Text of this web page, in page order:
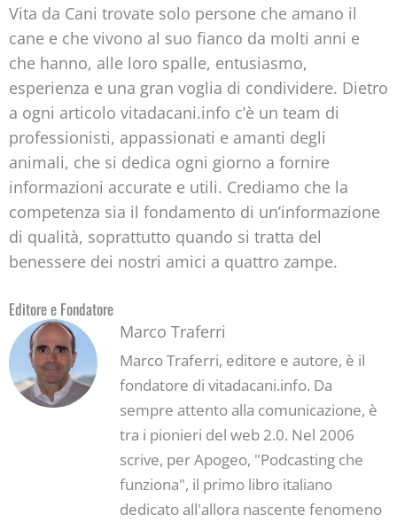
Vita da Cani trovate solo persone che amano il
cane e che vivono al suo fianco da molti anni e
che hanno, alle loro spalle, entusiasmo,
esperienza e una gran voglia di condividere. Dietro
a ogni articolo vitadacani.info c’è un team di
professionisti, appassionati e amanti degli
animali, che si dedica ogni giorno a fornire
informazioni accurate e utili. Crediamo che la
competenza sia il fondamento di un’informazione
di qualità, soprattutto quando si tratta del
benessere dei nostri amici a quattro zampe.
Editore e Fondatore
Marco Traferri
Marco Traferri, editore e autore, è il
fondatore di vitadacani.info. Da
sempre attento alla comunicazione, è
tra i pionieri del web 2.0. Nel 2006
scrive, per Apogeo, "Podcasting che
funziona", il primo libro italiano
dedicato all'allora nascente fenomeno